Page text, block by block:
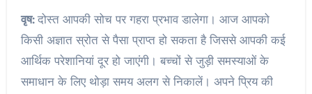
वृष:दोस्त आपकी सोच पर गहरा प्रभाव डालेगा। आज आपको
किसी अज्ञात स्रोत से पैसा प्राप्त हो सकता है जिससे आपकी कई
आर्थिक परेशानियां दूर हो जाएंगी। बच्चों से जुड़ी समस्याओं के
समाधान के लिए थोड़ा समय अलग से निकालें। अपने प्रिय की